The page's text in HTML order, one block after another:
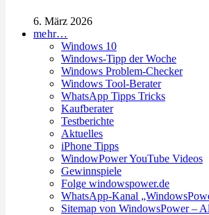
6. März 2026
mehr…
Windows 10
Windows-Tipp der Woche
Windows Problem-Checker
Windows Tool-Berater
WhatsApp Tipps Tricks
Kaufberater
Testberichte
Aktuelles
iPhone Tipps
WindowPower YouTube Videos
Gewinnspiele
Folge windowspower.de
WhatsApp-Kanal
Sitemap von WindowsPower –